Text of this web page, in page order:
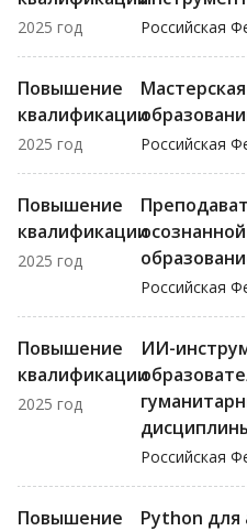
2025 год Российская
Повышение
квалификации
2025 год Российская
Повышение
квалификации
2025 год
Российская
Повышение
квалификации
2025 год
ИИ-
Российская
Повышение
Python для